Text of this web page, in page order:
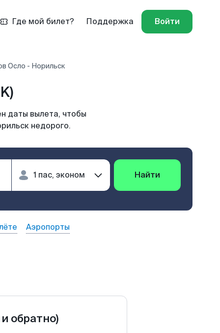
Где мой билет? Поддержка Войти
Осло - Норильск
даты вылета, чтобы
недорого.
Найти
Аэропорты
обратно)